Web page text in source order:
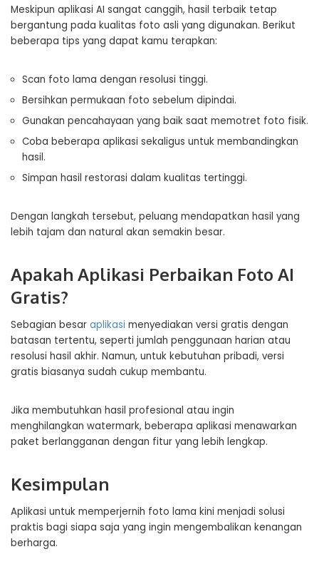
Meskipun aplikasi AI sangat canggih, hasil terbaik tetap
bergantung pada kualitas foto asli yang digunakan. Berikut
beberapa tips yang dapat kamu terapkan:
Scan foto lama dengan resolusi tinggi.
Bersihkan permukaan foto sebelum dipindai.
Gunakan pencahayaan yang baik saat memotret foto fisik.
Coba beberapa aplikasi sekaligus untuk membandingkan
hasil.
Simpan hasil restorasi dalam kualitas tertinggi.
Dengan langkah tersebut, peluang mendapatkan hasil yang
lebih tajam dan natural akan semakin besar.
Apakah Aplikasi Perbaikan Foto AI
Gratis?
Sebagian besar aplikasi menyediakan versi gratis dengan
batasan tertentu, seperti jumlah penggunaan harian atau
resolusi hasil akhir. Namun, untuk kebutuhan pribadi, versi
gratis biasanya sudah cukup membantu.
Jika membutuhkan hasil profesional atau ingin
menghilangkan watermark, beberapa aplikasi menawarkan
paket berlangganan dengan fitur yang lebih lengkap.
Kesimpulan
Aplikasi untuk memperjernih foto lama kini menjadi solusi
praktis bagi siapa saja yang ingin mengembalikan kenangan
berharga.